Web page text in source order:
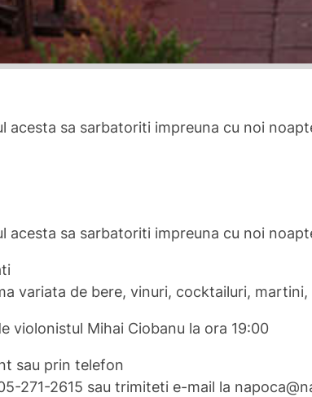
acesta sa sarbatoriti impreuna cu noi
acesta sa sarbatoriti impreuna cu noi
variata de bere, vinuri, cocktailuri,
violonistul Mihai Ciobanu la ora 19:00
sau prin telefon
271-2615 sau trimiteti e-mail la